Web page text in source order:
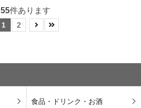
55件あります
1 2
食品・ドリンク・お酒